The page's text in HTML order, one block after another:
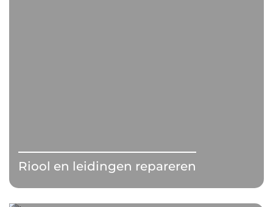
Riool en leidingen repareren